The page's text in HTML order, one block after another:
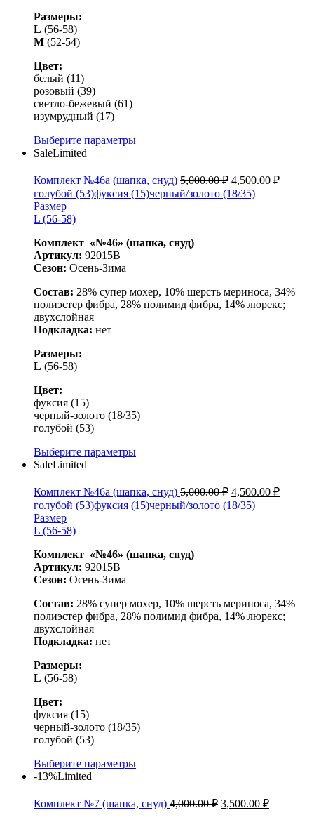
Размеры:
L (56-58)
M (52-54)
Цвет:
белый (11)
розовый (39)
светло-бежевый (61)
изумрудный (17)
Выберите параметры
SaleLimited
Комплект №46а (шапка, снуд) 5,000.00₽ 4,500.00 ₽
голубой (53)фуксия (15)черный/золото (18/35)
Размер
L (56-58)
Комплект «№46» (шапка, снуд)
Артикул: 92015B
Сезон: Осень-Зима
Состав: 28% супер мохер, 10% шерсть мериноса, 34%
полиэстер фибра, 28% полимид фибра, 14% люрекс;
двухслойная
Подкладка: нет
Размеры:
L (56-58)
Цвет:
фуксия (15)
черный-золото (18/35)
голубой (53)
Выберите параметры
SaleLimited
Комплект №46а (шапка, снуд) 5,000.00₽ 4,500.00 ₽
голубой (53)фуксия (15)черный/золото (18/35)
Размер
L (56-58)
Комплект «№46» (шапка, снуд)
Артикул: 92015B
Сезон: Осень-Зима
Состав: 28% супер мохер, 10% шерсть мериноса, 34%
полиэстер фибра, 28% полимид фибра, 14% люрекс;
двухслойная
Подкладка: нет
Размеры:
L (56-58)
Цвет:
фуксия (15)
черный-золото (18/35)
голубой (53)
Выберите параметры
-13%Limited
Комплект №7 (шапка, снуд) 4,000.00₽ 3,500.00 ₽